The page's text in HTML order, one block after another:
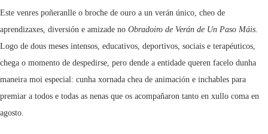
Este venres poñeranlle o broche de ouro a un verán único, cheo de
aprendizaxes, diversión e amizade no Obradoiro de Verán de Un Paso Máis
Logo de dous meses intensos, educativos, deportivos, sociais e terapéuticos,
chega o momento de despedirse, pero dende a entidade queren facelo dunha
maneira moi especial: cunha xornada chea de animación e inchables para
premiar a todos e todas as nenas que os acompañaron tanto en xullo coma en
agosto.